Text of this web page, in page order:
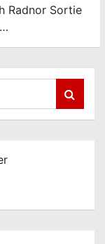
Radnor Sortie